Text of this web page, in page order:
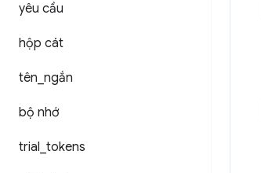
yêu cầu
hộp cát
tên ngắn
bộ nhớ
trial tokens